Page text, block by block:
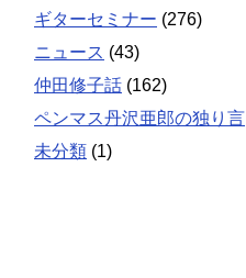
ギターセミナー (276)
ニュース (43)
仲田修子話 (162)
ペンマス丹沢亜郎の独り言
未分類 (1)